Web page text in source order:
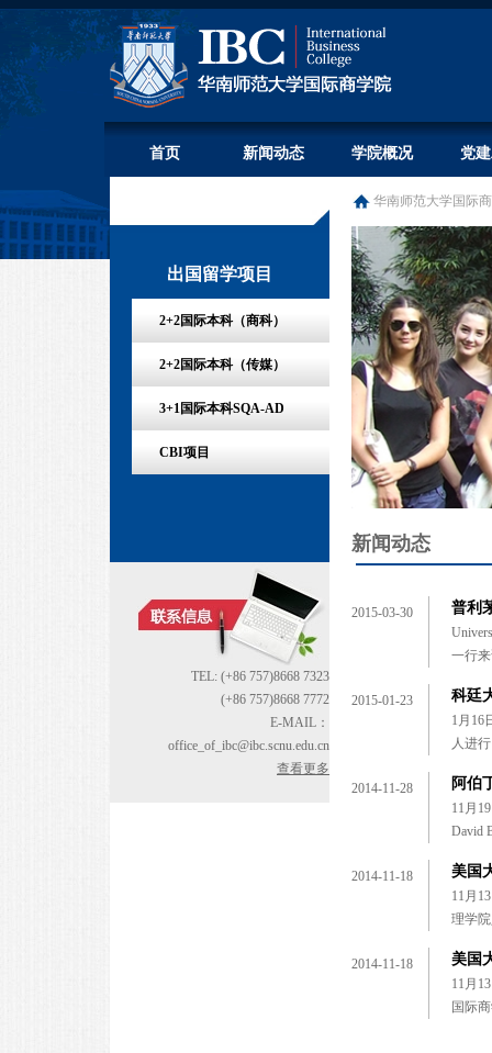
首页 新闻动态 学院概况 党
出国留学项目
2+2国际本科（商科）
2+2国际本科（传媒）
3+1国际本科SQA-AD
CBI项目
TEL: (+86 757)8668 7323
(+86 757)8668 7772
E-MAIL：
office_of_ibc@ibc.scnu.edu.cn
查看更多
华南师范大学国际
新闻动态
2015-03-30 普利
一行
2015-01-23 科廷
1月16
人进
2014-11-28 阿伯
11月
David
2014-11-18 美国
11月
理学
2014-11-18 美国
11月
国际